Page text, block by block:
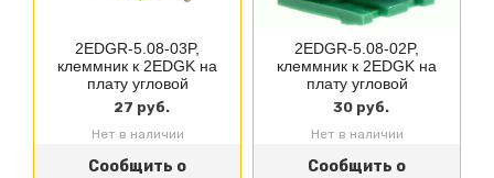
2EDGR-5.08-03P,
клеммник к 2EDGK на
плату угловой
27 руб.
Нет в наличии
Сообщить о
2EDGR-5.08-02P,
клеммник к 2EDGK на
плату угловой
30 руб.
Нет в наличии
Сообщить о